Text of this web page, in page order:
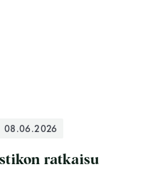
08.06.2026
ratkaisu